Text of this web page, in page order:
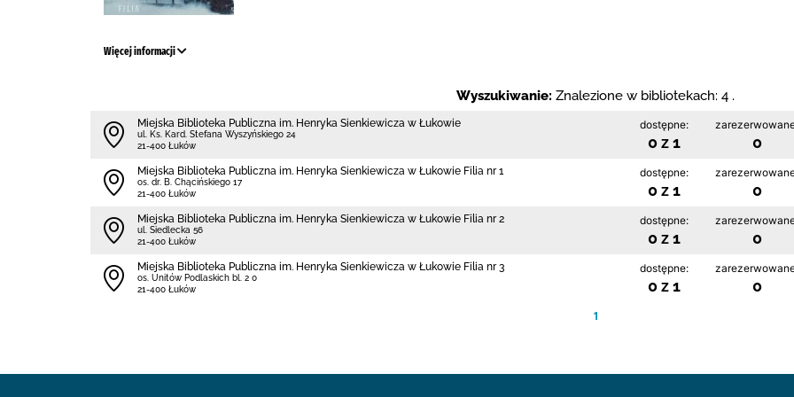
Więcej informacji
Wyszukiwanie: Znalezione w bibliotekach: 4 .
Miejska Biblioteka Publiczna im. Henryka Sienkiewicza w Łukowie
ul. Ks. Kard. Stefana Wyszyńskiego 24
21-400 Łuków
dostępne:
0 z 1 0
Miejska Biblioteka Publiczna im. Henryka Sienkiewicza w Łukowie Filia nr 1
os. dr. B. Chącińskiego 17
21-400 Łuków
dostępne:
0 z 1 0
Miejska Biblioteka Publiczna im. Henryka Sienkiewicza w Łukowie Filia nr 2
ul. Siedlecka 56
21-400 Łuków
dostępne:
0 z 1 0
Miejska Biblioteka Publiczna im. Henryka Sienkiewicza w Łukowie Filia nr 3
os. Unitów Podlaskich bl. 2 0
21-400 Łuków
dostępne:
0 z 1 0
1